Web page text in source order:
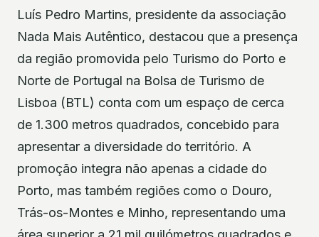
Luís Pedro Martins, presidente da associação
Nada Mais Autêntico, destacou que a presença
da região promovida pelo Turismo do Porto e
Norte de Portugal na Bolsa de Turismo de
Lisboa (BTL) conta com um espaço de cerca
de 1.300 metros quadrados, concebido para
apresentar a diversidade do território. A
promoção integra não apenas a cidade do
Porto, mas também regiões como o Douro,
Trás-os-Montes e Minho, representando uma